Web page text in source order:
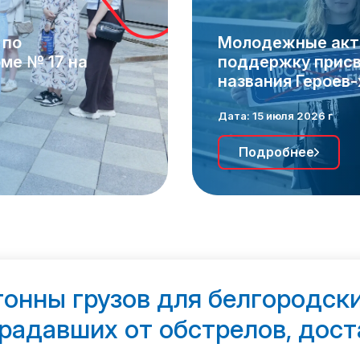
№ 17 на
Молодежные
поддержку
названия
Дата: 15 июля 2026 г
Подробнее
грузов для
от обстрелов,